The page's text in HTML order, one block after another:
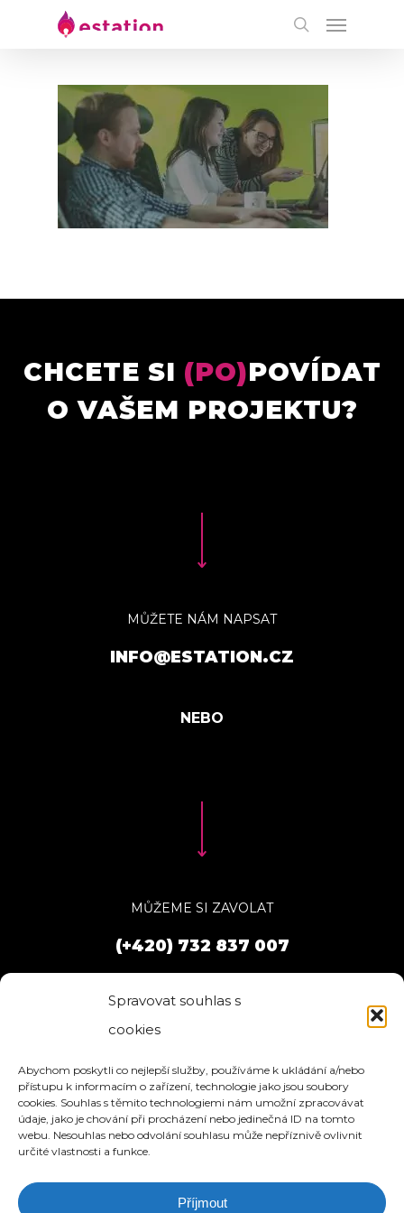
Spravovat souhlas s
cookies
Abychom poskytli co nejlepší služby, používáme k ukládání a/nebo
přístupu k informacím o zařízení, technologie jako jsou soubory
cookies. Souhlas s těmito technologiemi nám umožní zpracovávat
údaje, jako je chování při procházení nebo jedinečná ID na tomto
webu. Nesouhlas nebo odvolání souhlasu může nepříznivě ovlivnit
určité vlastnosti a funkce.
Příjmout
CHCETE SI (PO)POVÍDAT
O VAŠEM PROJEKTU?
MŮŽETE NÁM NAPSAT
INFO@ESTATION.CZ
MŮŽEME SI ZAVOLAT
(+420) 732 837 007